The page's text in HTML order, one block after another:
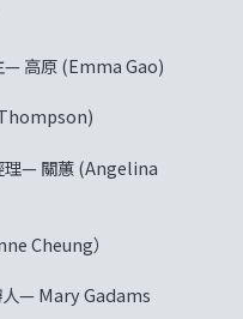
— 高原 (Emma Gao)
理— 關蕙 (Angelina
Cheung）
— Mary Gadams